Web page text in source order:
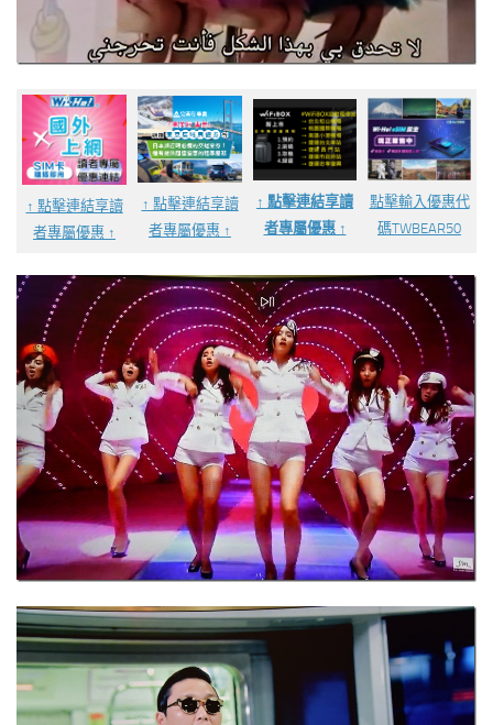
↑ 點擊連結享讀
者專屬優惠 ↑
↑ 點擊連結享讀
者專屬優惠 ↑
↑ 點擊連結享讀
者專屬優惠 ↑
點擊輸入優惠代
碼TWBEAR50